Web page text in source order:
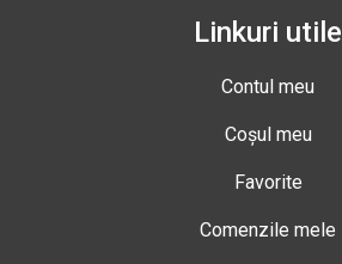
Linkuri utile
Contul meu
Coșul meu
Favorite
Comenzile mele